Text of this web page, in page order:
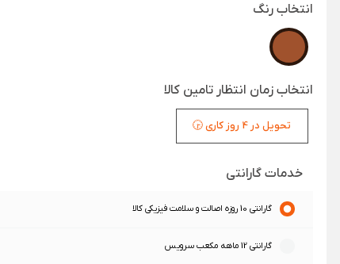
انتخاب رنگ
انتخاب زمان انتظار تامین کالا
تحویل در 4 روز کاری 🕞
خدمات گارانتی
گارانتی 10 روزه اصالت و سلامت فیزیکی کالا
گارانتی 12 ماهه مکعب سرویس